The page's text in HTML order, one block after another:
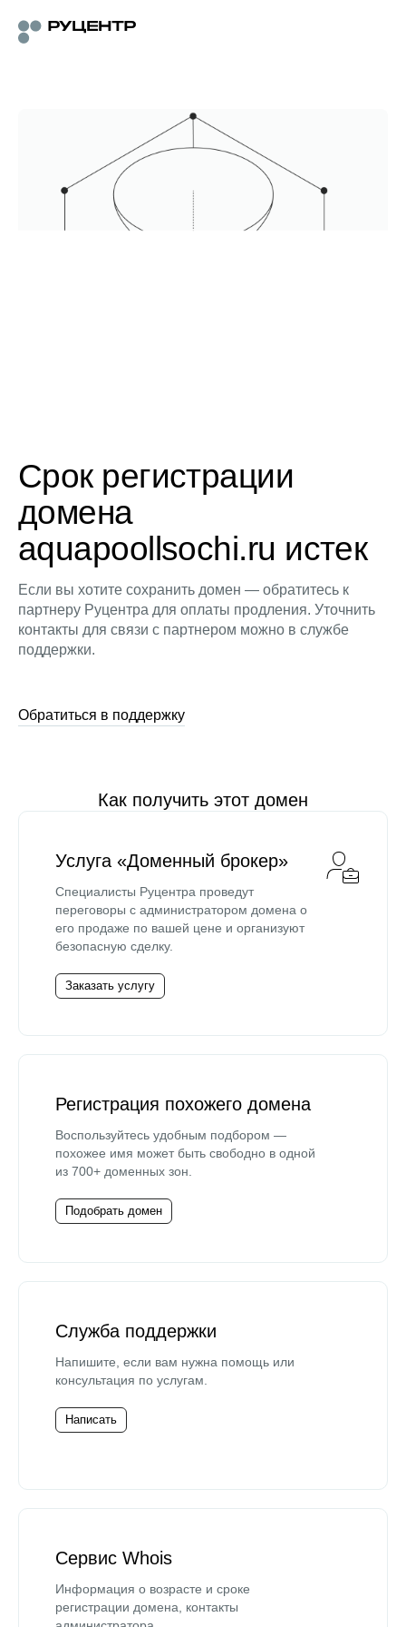
Срок регистрации
домена
aquapoollsochi.ru истек
Если вы хотите сохранить домен — обратитесь к
партнеру Руцентра для оплаты продления. Уточнить
контакты для связи с партнером можно в службе
поддержки.
Обратиться в поддержку
Как получить этот домен
Услуга «Доменный брокер»
Специалисты Руцентра проведут
переговоры с администратором домена о
его продаже по вашей цене и организуют
безопасную сделку.
Заказать услугу
Регистрация похожего домена
Воспользуйтесь удобным подбором —
похожее имя может быть свободно в одной
из 700+ доменных зон.
Подобрать домен
Служба поддержки
Напишите, если вам нужна помощь или
консультация по услугам.
Написать
Сервис Whois
Информация о возрасте и сроке
регистрации домена, контакты